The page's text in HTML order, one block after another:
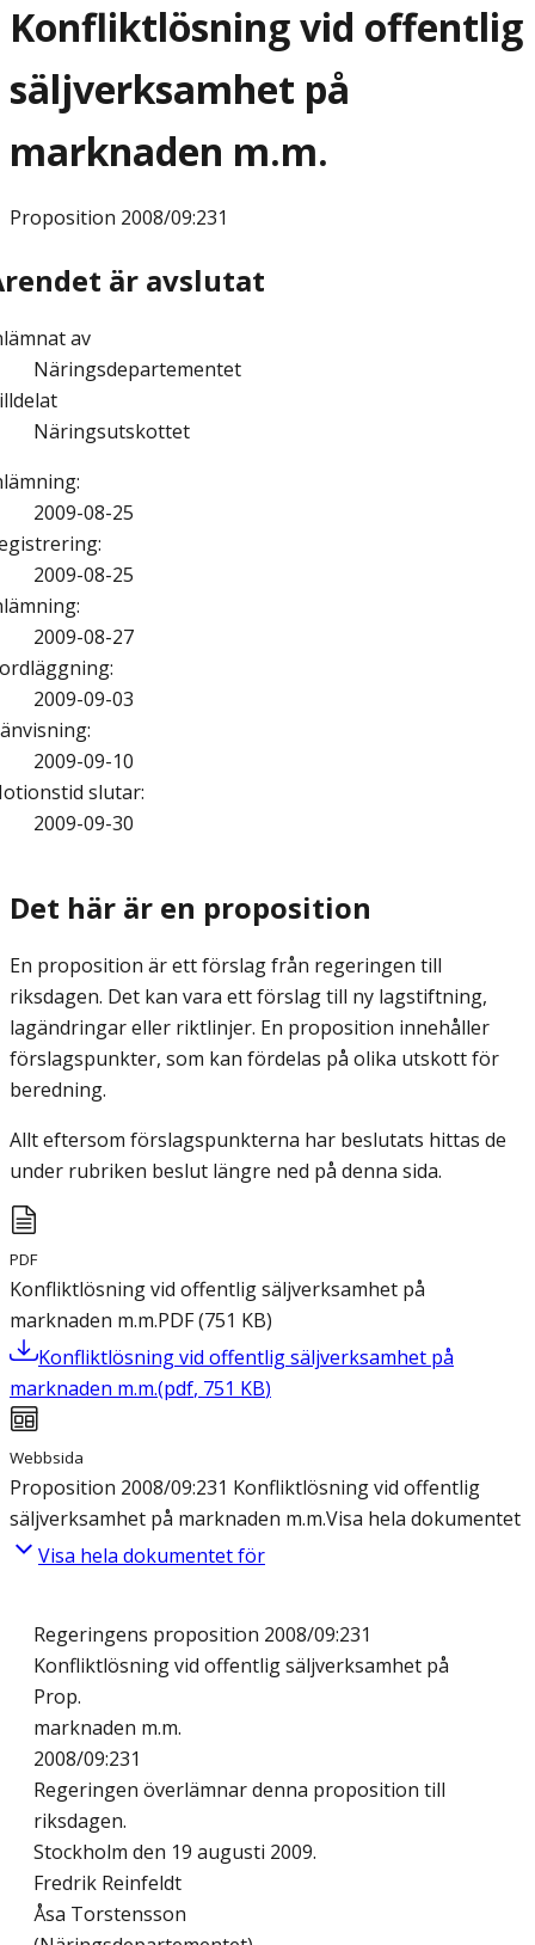
Konfliktlösning vid offentlig
säljverksamhet på
marknaden m.m.
Proposition 2008/09:231
är avslutat
av
Näringsdepartementet
Näringsutskottet
:
2009-08-25
:
2009-08-25
:
2009-08-27
:
2009-09-03
:
2009-09-10
slutar:
2009-09-30
Det här är en proposition
En proposition är ett förslag från regeringen till
riksdagen. Det kan vara ett förslag till ny lagstiftning,
lagändringar eller riktlinjer. En proposition innehåller
förslagspunkter, som kan fördelas på olika utskott för
beredning.
Allt eftersom förslagspunkterna har beslutats hittas de
under rubriken beslut längre ned på denna sida.
PDF
Konfliktlösning vid offentlig säljverksamhet på
marknaden m.m.PDF(751 KB)
Konfliktlösning vid offentlig säljverksamhet på
marknaden m.m.(pdf, 751 KB)
Webbsida
Proposition 2008/09:231 Konfliktlösning vid offentlig
säljverksamhet på marknaden m.m.Visa hela dokumentet
Visa hela dokumentet för
Regeringens proposition 2008/09:231
Konfliktlösning vid offentlig säljverksamhet på
Prop.
marknaden m.m.
2008/09:231
Regeringen överlämnar denna proposition till
riksdagen.
Stockholm den 19 augusti 2009.
Fredrik Reinfeldt
Åsa Torstensson